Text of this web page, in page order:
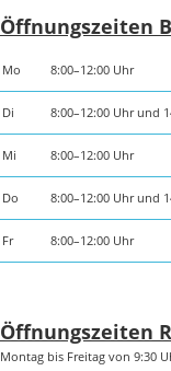
Öffnungszeiten
Mo 8:00–12:00 Uhr
Di 8:00–12:00 Uhr und
Mi 8:00–12:00 Uhr
Do 8:00–12:00 Uhr und
Fr 8:00–12:00 Uhr
Öffnungszeiten
Montag bis Freitag von 9:30